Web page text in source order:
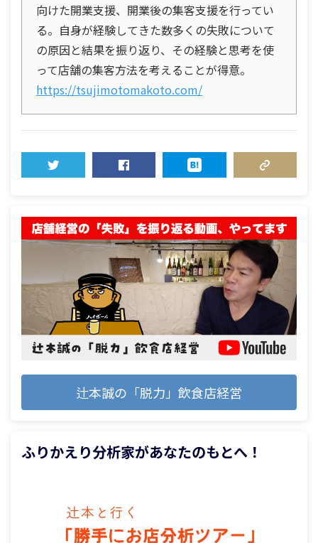
向けた開業支援、開業後の集客支援を行ってい
る。自身が経験してきた数多くの失敗について
の原因と結果を振り返り、その経験と思考を使
って店舗の集客方法を考えることが得意。
https://tsujimotomakoto.com/
辻本誠の「脱力」飲食店経営
ふりかえり分析家があなたのもとへ！